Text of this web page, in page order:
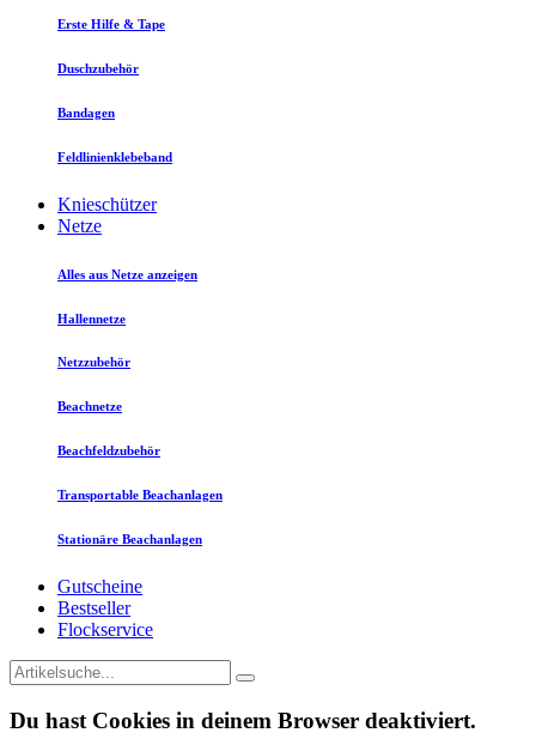
Erste Hilfe & Tape
Duschzubehör
Bandagen
Feldlinienklebeband
Knieschützer
Netze
Alles aus Netze anzeigen
Hallennetze
Netzzubehör
Beachnetze
Beachfeldzubehör
Transportable Beachanlagen
Stationäre Beachanlagen
Gutscheine
Bestseller
Flockservice
Du hast Cookies in deinem Browser deaktiviert.